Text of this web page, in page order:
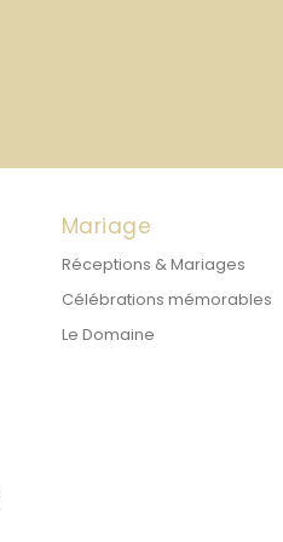
Mariage
Réceptions & Mariages
Célébrations mémorables
Le Domaine